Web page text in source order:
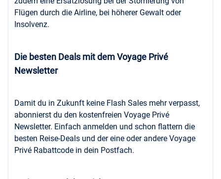
Flügen durch die Airline, bei höherer Gewalt oder
Insolvenz.
Die besten Deals mit dem Voyage Privé
Newsletter
Damit du in Zukunft keine Flash Sales mehr verpasst,
abonnierst du den kostenfreien Voyage Privé
Newsletter. Einfach anmelden und schon flattern die
besten Reise-Deals und der eine oder andere Voyage
Privé Rabattcode in dein Postfach.